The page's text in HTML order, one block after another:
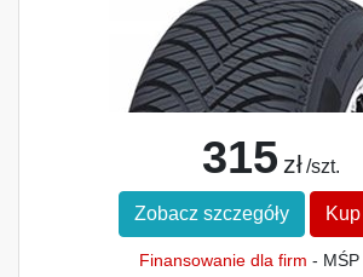
315 zł /szt.
Zobacz szczegóły
Finansowanie dla firm -